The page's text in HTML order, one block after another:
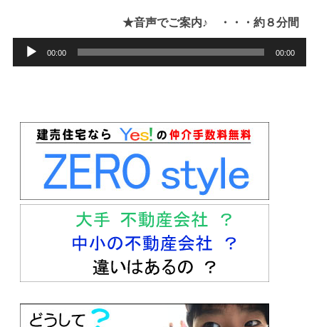
★音声でご案内♪ ・・・約８分間
ー
00:00 00:00